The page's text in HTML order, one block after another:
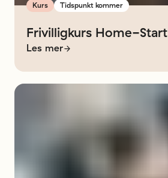
Kurs Tidspunkt kommer
Frivilligkurs Home-Start
Les mer